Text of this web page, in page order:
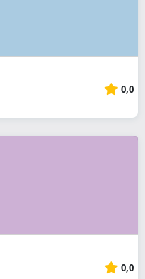
0,0
0,0